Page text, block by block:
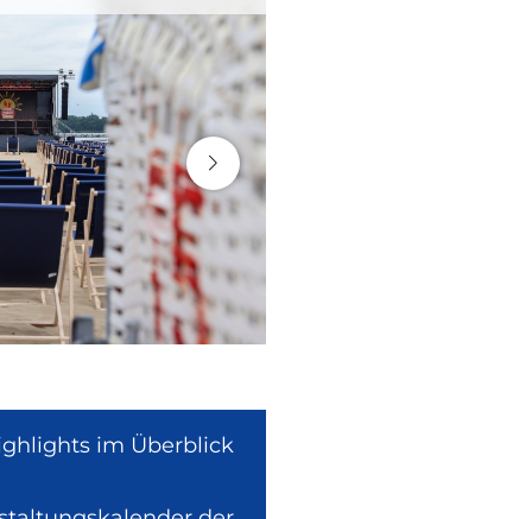
im Überblick